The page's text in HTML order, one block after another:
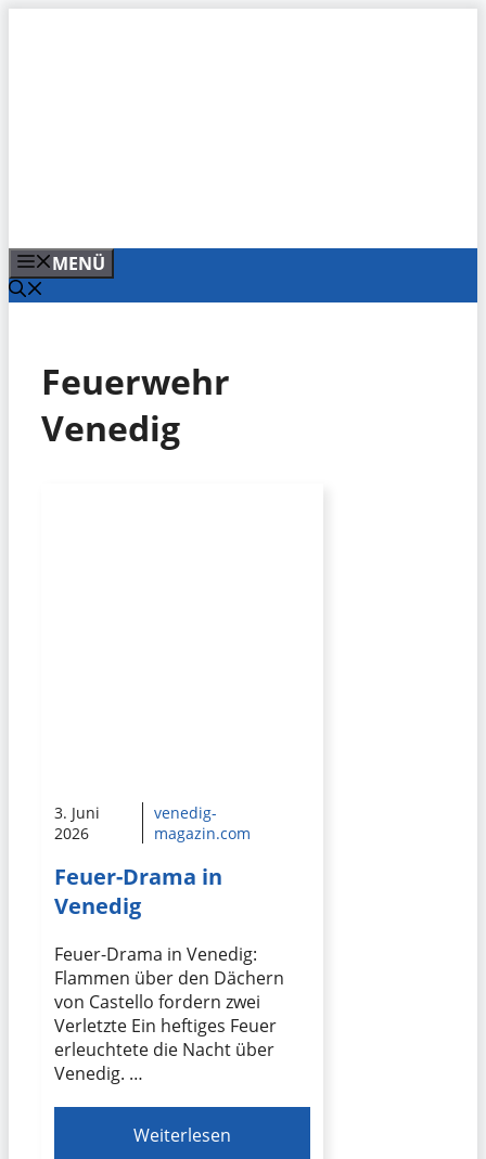
MENÜ
Feuerwehr
Venedig
3. Juni
2026
venedig-
magazin.com
Feuer-Drama in
Venedig
Feuer-Drama in Venedig:
Flammen über den Dächern
von Castello fordern zwei
Verletzte Ein heftiges Feuer
erleuchtete die Nacht über
Venedig. …
Weiterlesen